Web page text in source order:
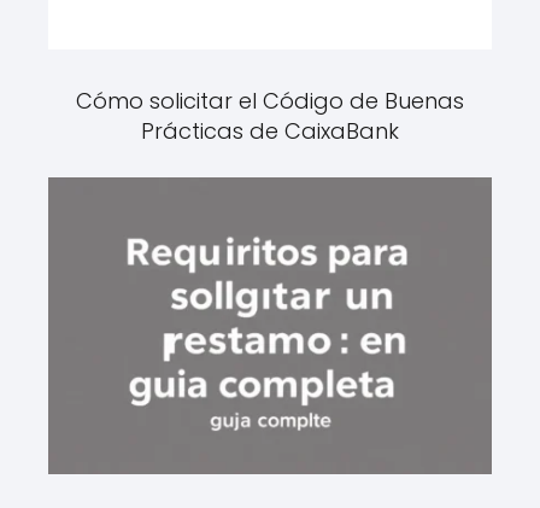
Cómo solicitar el Código de Buenas
Prácticas de CaixaBank